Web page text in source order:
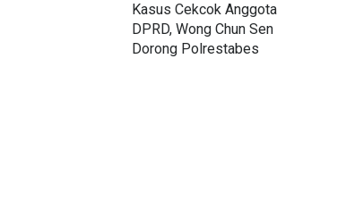
Kasus Cekcok Anggota
DPRD, Wong Chun Sen
Dorong Polrestabes